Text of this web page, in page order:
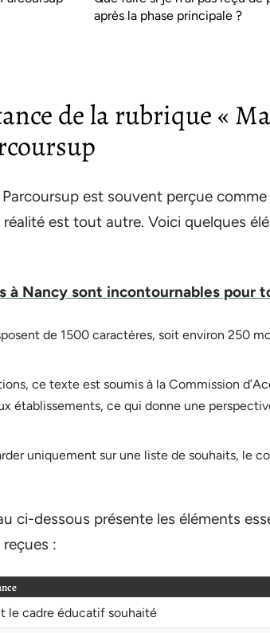
après la phase principale ?
de la rubrique « Ma
est souvent perçue
est tout autre. Voici quelques
à Nancy sont incontournables pour
de 1500 caractères, soit environ 250
ce texte est soumis à la Commission
établissements, ce qui donne une
uniquement sur une liste de souhaits, le
ci-dessous présente les éléments
:
le cadre éducatif souhaité